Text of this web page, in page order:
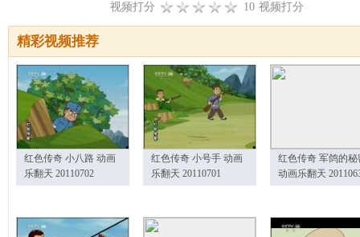
视频打分 10 视频打分
精彩视频推荐
红色传奇 小八路 动画
乐翻天 20110702
红色传奇 小号手 动画
乐翻天 20110701
红色传奇 军鸽的秘
动画乐翻天